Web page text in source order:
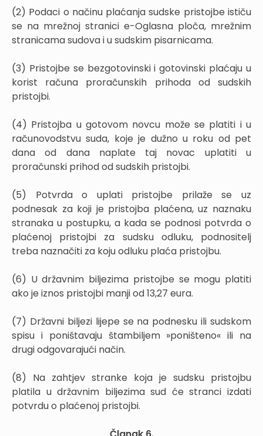
(2) Podaci o načinu plaćanja sudske pristojbe ističu
se na mrežnoj stranici e-Oglasna ploča, mrežnim
stranicama sudova i u sudskim pisarnicama.
(3) Pristojbe se bezgotovinski i gotovinski plaćaju u
korist računa proračunskih prihoda od sudskih
pristojbi.
(4) Pristojba u gotovom novcu može se platiti i u
računovodstvu suda, koje je dužno u roku od pet
dana od dana naplate taj novac uplatiti u
proračunski prihod od sudskih pristojbi.
(5) Potvrda o uplati pristojbe prilaže se uz
podnesak za koji je pristojba plaćena, uz naznaku
stranaka u postupku, a kada se podnosi potvrda o
plaćenoj pristojbi za sudsku odluku, podnositelj
treba naznačiti za koju odluku plaća pristojbu.
(6) U državnim biljezima pristojbe se mogu platiti
ako je iznos pristojbi manji od 13,27 eura.
(7) Državni biljezi lijepe se na podnesku ili sudskom
spisu i poništavaju štambiljem »poništeno« ili na
drugi odgovarajući način.
(8) Na zahtjev stranke koja je sudsku pristojbu
platila u državnim biljezima sud će stranci izdati
potvrdu o plaćenoj pristojbi.